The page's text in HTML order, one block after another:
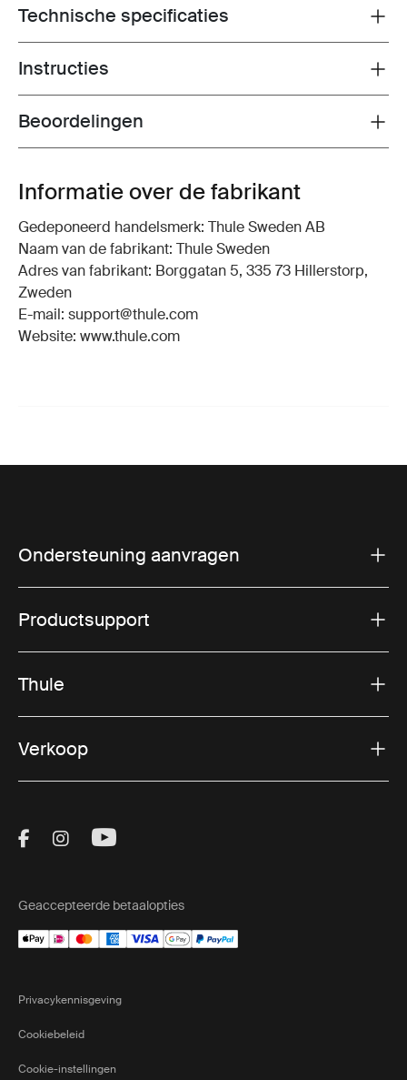
Toggle techspec
Technische specificaties
Toggle guides and instructions
Instructies
Toggle overview
Beoordelingen
Informatie over de fabrikant
Gedeponeerd handelsmerk: Thule Sweden AB
Naam van de fabrikant: Thule Sweden
Adres van fabrikant: Borggatan 5, 335 73 Hillerstorp,
Zweden
E-mail: support@thule.com
Website: www.thule.com
Ondersteuning aanvragen
Productsupport
Thule
Verkoop
Visit Thule on Facebook (external link)
Visit Thule on Instagram (external link)
Visit Thule on Youtube (external
Geaccepteerde betaalopties
Privacykennisgeving
Cookiebeleid
Cookie-instellingen